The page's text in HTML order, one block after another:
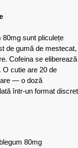
80mg sunt pliculețe
de gumă de mestecat,
Cofeina se eliberează
O cutie are 20 de
— o doză
într-un format discret
80mg